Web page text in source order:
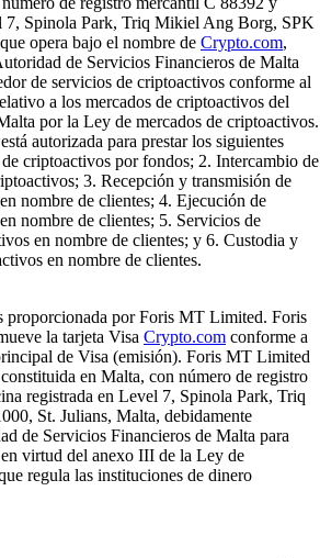
7, Spinola Park, Triq Mikiel Ang Borg, SPK
opera bajo el nombre de Crypto.com,
de Servicios Financieros de Malta
de servicios de criptoactivos conforme al
a los mercados de criptoactivos del
por la Ley de mercados de criptoactivos.
autorizada para prestar los siguientes
criptoactivos por fondos; 2. Intercambio de
3. Recepción y transmisión de
nombre de clientes; 4. Ejecución de
nombre de clientes; 5. Servicios de
en nombre de clientes; y 6. Custodia y
en nombre de clientes.
proporcionada por Foris MT Limited. Foris
la tarjeta Visa Crypto.com conforme a
de Visa (emisión). Foris MT Limited
en Malta, con número de registro
registrada en Level 7, Spinola Park, Triq
St. Julians, Malta, debidamente
de Servicios Financieros de Malta para
virtud del anexo III de la Ley de
regula las instituciones de dinero